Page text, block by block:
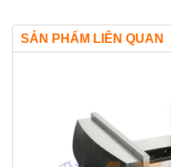
SẢN PHẨM LIÊN QUAN